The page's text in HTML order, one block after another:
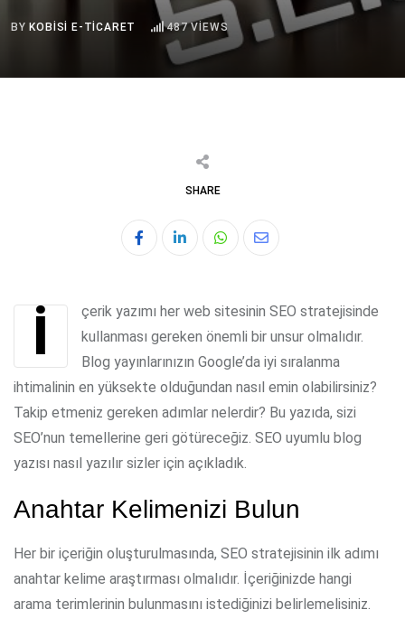
BY KOBISI E-TICARET 487VIEWS
SHARE
Whatsapp
Share
İçerik yazımı her web sitesinin SEO stratejisinde
kullanması gereken önemli bir unsur olmalıdır.
Blog yayınlarınızın Google’da iyi sıralanma
ihtimalinin en yüksekte olduğundan nasıl emin olabilirsiniz?
Takip etmeniz gereken adımlar nelerdir? Bu yazıda, sizi
SEO’nun temellerine geri götüreceğiz. SEO uyumlu blog
yazısı nasıl yazılır sizler için açıkladık.
Anahtar Kelimenizi Bulun
Her bir içeriğin oluşturulmasında, SEO stratejisinin ilk adımı
anahtar kelime araştırması olmalıdır. İçeriğinizde hangi
arama terimlerinin bulunmasını istediğinizi belirlemelisiniz.